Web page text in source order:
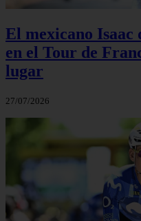
El mexicano Isaac
en el Tour de
lugar
27/07/2026